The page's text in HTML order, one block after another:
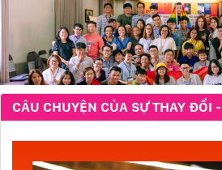
CÂU CHUYỆN CỦA SỰ THAY ĐỔI